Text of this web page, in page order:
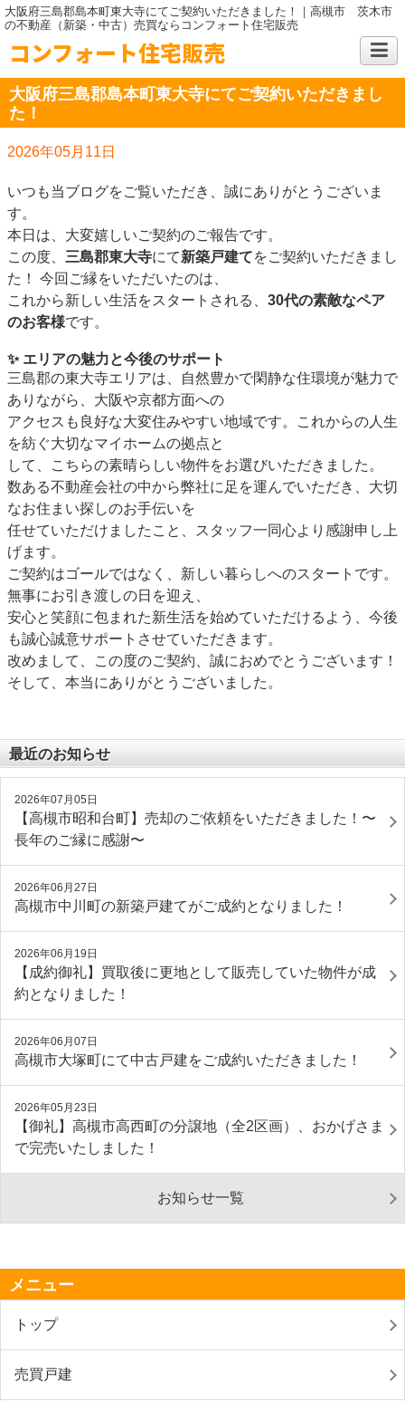
大阪府三島郡島本町東大寺にてご契約いただきました！｜高槻市 茨木市
の不動産（新築・中古）売買ならコンフォート住宅販売
コンフォート住宅販売
大阪府三島郡島本町東大寺にてご契約いただきまし
た！
2026年05月11日
いつも当ブログをご覧いただき、誠にありがとうございま
す。
本日は、大変嬉しいご契約のご報告です。
この度、 三島郡東大寺にて新築戸建てをご契約いただきまし
た！ 今回ご縁をいただいたのは、
これから新しい生活をスタートされる、 30代の素敵なペア
のお客様です。
✨ エリアの魅力と今後のサポート
三島郡の東大寺エリアは、自然豊かで閑静な住環境が魅力で
ありながら、大阪や京都方面への
アクセスも良好な大変住みやすい地域です。これからの人生
を紡ぐ大切なマイホームの拠点と
して、こちらの素晴らしい物件をお選びいただきました。
数ある不動産会社の中から弊社に足を運んでいただき、大切
なお住まい探しのお手伝いを
任せていただけましたこと、スタッフ一同心より感謝申し上
げます。
ご契約はゴールではなく、新しい暮らしへのスタートです。
無事にお引き渡しの日を迎え、
安心と笑顔に包まれた新生活を始めていただけるよう、今後
も誠心誠意サポートさせていただきます。
改めまして、この度のご契約、誠におめでとうございます！
そして、本当にありがとうございました。
最近のお知らせ
2026年07月05日
【高槻市昭和台町】売却のご依頼をいただきました！〜
長年のご縁に感謝〜
2026年06月27日
高槻市中川町の新築戸建てがご成約となりました！
2026年06月19日
【成約御礼】買取後に更地として販売していた物件が成
約となりました！
2026年06月07日
高槻市大塚町にて中古戸建をご成約いただきました！
2026年05月23日
【御礼】高槻市高西町の分譲地（全2区画）、おかげさま
で完売いたしました！
お知らせ一覧
メニュー
トップ
売買戸建